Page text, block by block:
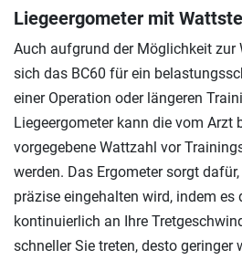
Liegeergometer mit
Auch aufgrund der Möglichkeit zur
sich das BC60 für ein
einer Operation oder längeren
Liegeergometer kann die vom Arzt
vorgegebene Wattzahl vor
werden. Das Ergometer sorgt
präzise eingehalten wird, indem es
kontinuierlich an Ihre
schneller Sie treten, desto geringer